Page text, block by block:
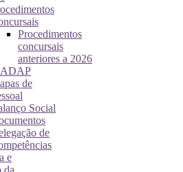
Procedimentos
concursais
anteriores a 2026
de
Social
de
e
da